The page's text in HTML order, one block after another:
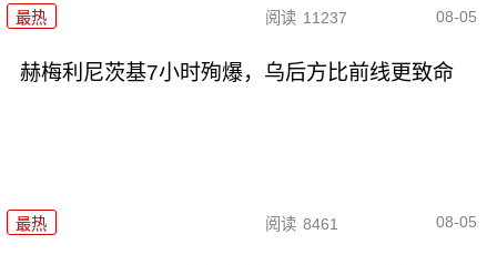
最热 阅读 11237 08-05
赫梅利尼茨基7小时殉爆，乌后方比前线更致命
最热 阅读 8461 08-05